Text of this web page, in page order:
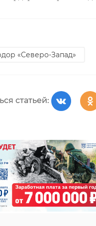
«Северо-Запад»
статьей: